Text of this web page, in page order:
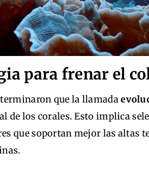
para frenar el
que la llamada
de los corales. Esto implica
que soportan mejor las altas